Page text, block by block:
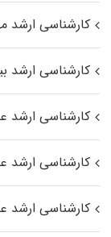
کارشناسی ارشد
کارشناسی ارشد
کارشناسی ارشد
کارشناسی ارشد
کارشناسی